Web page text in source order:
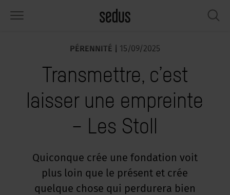
de rangement
et acoustique
Tools & Accessoires
& Software
Monitor "Sedus INSIGHTS"
de travail "Sedus Solutions"
de travail
chez Sedus
de nous
et Faits
de presse
& Events
PÉRENNITÉ | 15/09/2025
Transmettre, c’est
laisser une empreinte
– Les Stoll
Quiconque crée une fondation voit
plus loin que le présent et crée
quelque chose qui perdurera bien